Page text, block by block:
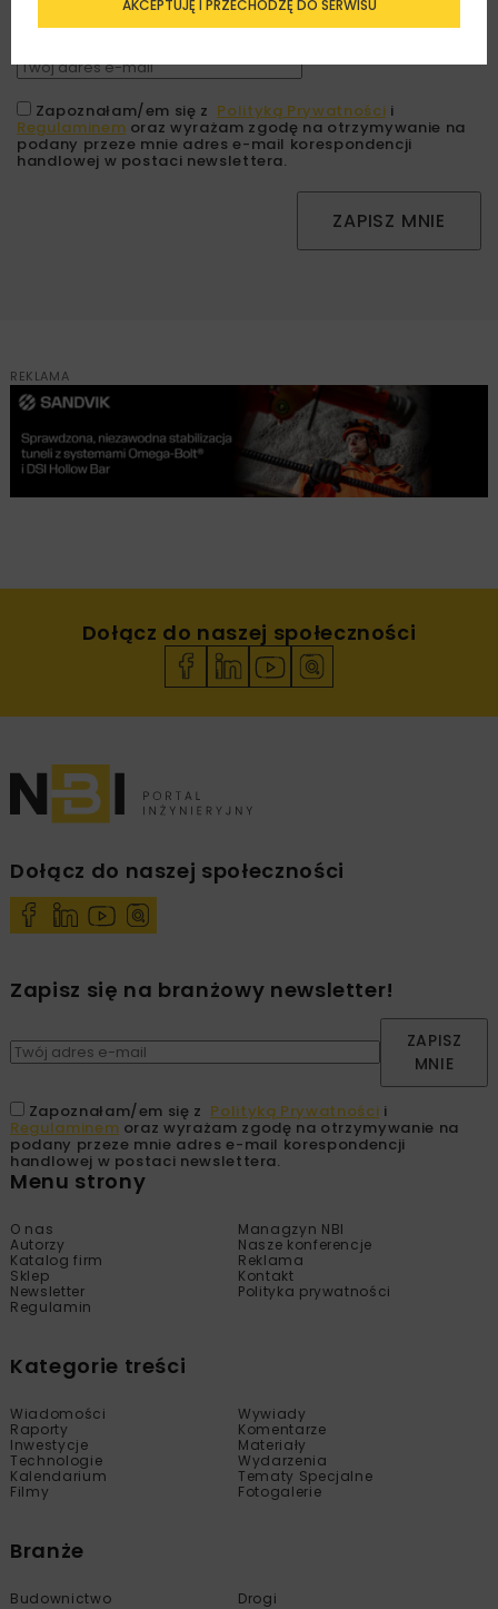
Zapoznałam/em się z Polityką Prywatności i
Regulaminem oraz wyrażam zgodę na otrzymywanie na
podany przeze mnie adres e-mail korespondencji
handlowej w postaci newslettera.
ZAPISZ MNIE
REKLAMA
Dołącz do naszej społeczności
Dołącz do naszej społeczności
Zapisz się na branżowy newsletter!
ZAPISZ
MNIE
Zapoznałam/em się z Polityką Prywatności i
Regulaminem oraz wyrażam zgodę na otrzymywanie na
podany przeze mnie adres e-mail korespondencji
handlowej w postaci newslettera.
Menu strony
O nas
Managzyn NBI
Autorzy
Nasze konferencje
Katalog firm
Reklama
Sklep
Kontakt
Newsletter
Polityka prywatności
Regulamin
Kategorie treści
Wiadomości
Wywiady
Raporty
Komentarze
Inwestycje
Materiały
Technologie
Wydarzenia
Kalendarium
Tematy Specjalne
Filmy
Fotogalerie
Branże
Budownictwo
Drogi
AKCEPTUJĘ I PRZECHODZĘ DO SERWISU